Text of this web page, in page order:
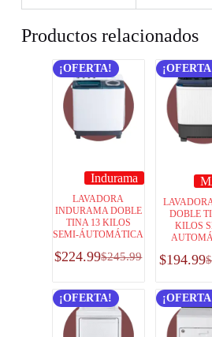
Productos relacionados
¡OFERTA!
Indurama
LAVADORA
INDURAMA DOBLE
TINA 13 KILOS
SEMI-ÁUTOMÁTICA
$245.99
$224.99
DOBLE
KILOS
$
$194.99
¡OFERTA!